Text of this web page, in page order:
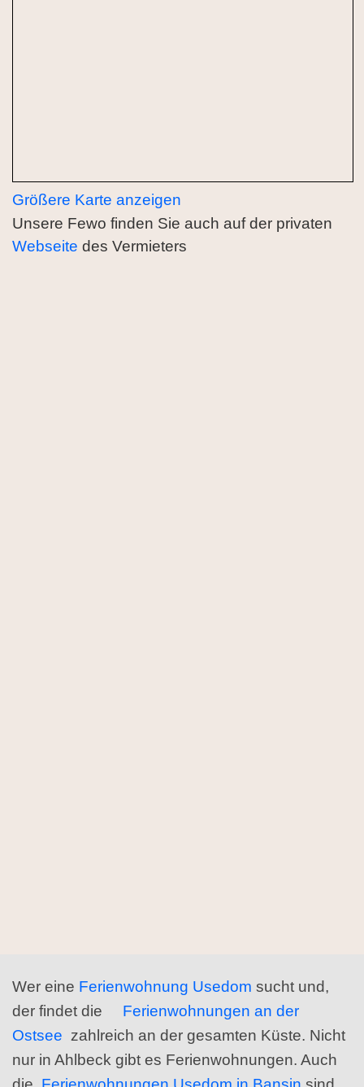
Größere Karte anzeigen
Unsere Fewo finden Sie auch auf der privaten
Webseite des Vermieters
Wer eine Ferienwohnung Usedom sucht und,
der findet die
Ferienwohnungen an der
Ostsee zahlreich an der gesamten Küste. Nicht
nur in Ahlbeck gibt es Ferienwohnungen. Auch